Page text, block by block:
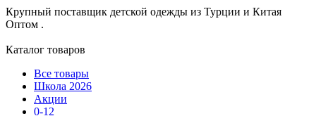
Крупный поставщик детской одежды из Турции и Китая
Оптом .
Каталог товаров
Все товары
Школа 2026
Акции
0-12